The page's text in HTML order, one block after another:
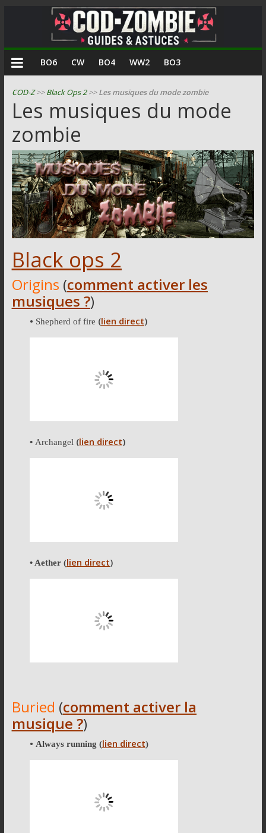
COD
Zombie
Guides
et
astuces
pour
le
mode
zombie
de
Call
of
Duty
BO6 CW BO4 WW2 BO3
COD-Z>>Black Ops 2>>Les musiques du mode zombie
Les musiques du mode
zombie
Black ops 2
Origins (comment activer les
musiques ?)
• Shepherd of fire (lien direct)
• Archangel (lien direct)
• Aether (lien direct)
Buried (comment activer la
musique ?)
• Always running (lien direct)